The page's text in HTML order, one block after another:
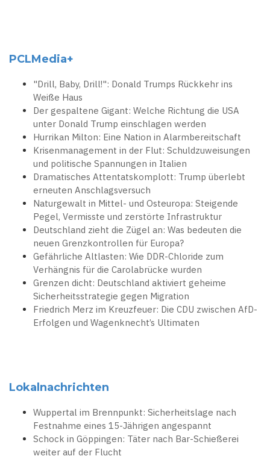
PCLMedia+
"Drill, Baby, Drill!": Donald Trumps Rückkehr ins
Weiße Haus
Der gespaltene Gigant: Welche Richtung die USA
unter Donald Trump einschlagen werden
Hurrikan Milton: Eine Nation in Alarmbereitschaft
Krisenmanagement in der Flut: Schuldzuweisungen
und politische Spannungen in Italien
Dramatisches Attentatskomplott: Trump überlebt
erneuten Anschlagsversuch
Naturgewalt in Mittel- und Osteuropa: Steigende
Pegel, Vermisste und zerstörte Infrastruktur
Deutschland zieht die Zügel an: Was bedeuten die
neuen Grenzkontrollen für Europa?
Gefährliche Altlasten: Wie DDR-Chloride zum
Verhängnis für die Carolabrücke wurden
Grenzen dicht: Deutschland aktiviert geheime
Sicherheitsstrategie gegen Migration
Friedrich Merz im Kreuzfeuer: Die CDU zwischen AfD-
Erfolgen und Wagenknecht’s Ultimaten
Lokalnachrichten
Wuppertal im Brennpunkt: Sicherheitslage nach
Festnahme eines 15-Jährigen angespannt
Schock in Göppingen: Täter nach Bar-Schießerei
weiter auf der Flucht